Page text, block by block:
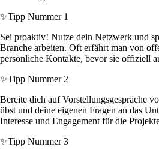
✨Tipp Nummer 1
Sei proaktiv! Nutze dein Netzwerk und
Branche arbeiten. Oft erfährt man von
persönliche Kontakte, bevor sie offiziell
✨Tipp Nummer 2
Bereite dich auf Vorstellungsgespräche
übst und deine eigenen Fragen an das
Interesse und Engagement für die
✨Tipp Nummer 3